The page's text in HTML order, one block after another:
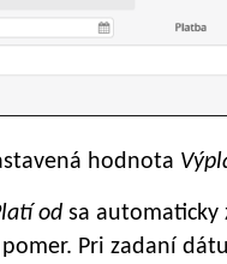
hodnota
od sa automaticky
Pri zadaní